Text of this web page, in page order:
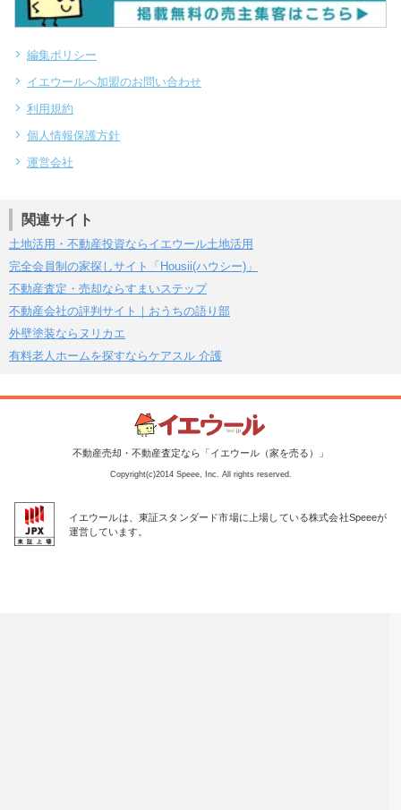
編集ポリシー
イエウールへ加盟のお問い合わせ
利用規約
個人情報保護方針
運営会社
関連サイト
土地活用・不動産投資ならイエウール土地活用
完全会員制の家探しサイト「Housii(ハウシー)」
不動産査定・売却ならすまいステップ
不動産会社の評判サイト｜おうちの語り部
外壁塗装ならヌリカエ
有料老人ホームを探すならケアスル 介護
不動産売却・不動産査定なら「イエウール（家を売る）」
Copyright(c)2014 Speee, Inc. All rights reserved.
イエウールは、東証スタンダード市場に上場している株式会社Speeeが
運営しています。